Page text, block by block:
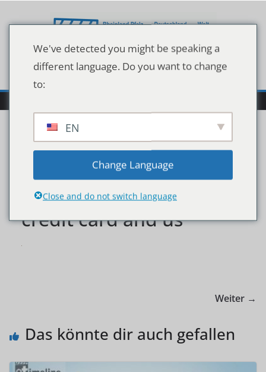
Inhalt
Cropped shot of smiling
male consumer holding
credit card and us
Weiter →
Das könnte dir auch gefallen
We've detected you might be speaking a
different language. Do you want to change
to:
EN
Change Language
Close and do not switch language